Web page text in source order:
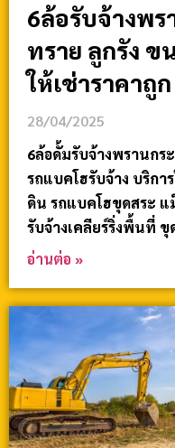
6ล้อรับจ้างพร
ทราย ลูกรัง ข
ให้เช่าราคาถู
28/04/2025
6ล้อดั้มรับจ้างพรานกร
รถแบคโฮรับจ้าง บริกา
ดิน รถแบคโฮขุดสระ แ
รับจ้างเคลียร์ริ่งพื้นที่
อ่านต่อ »